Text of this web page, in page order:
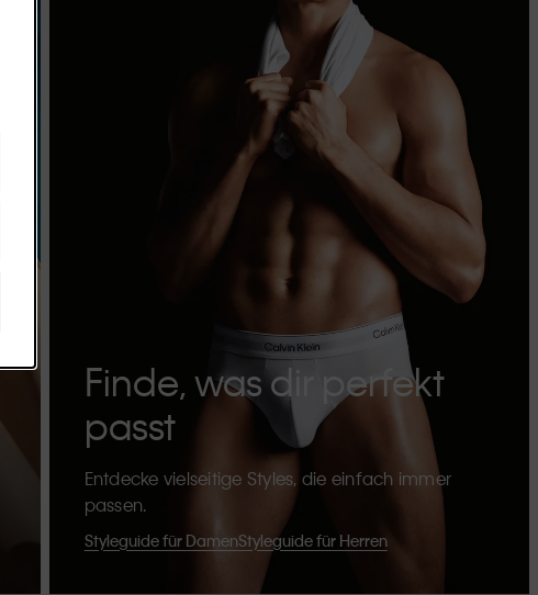
Finde, was dir perfekt
passt
Entdecke vielseitige Styles, die einfach immer
passen.
Styleguide für DamenStyleguide für Herren